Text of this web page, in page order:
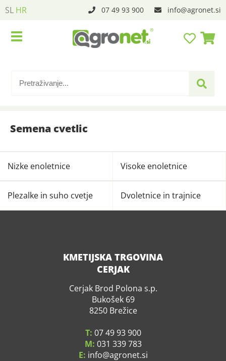
SL HR 07 49 93 900 info agronet.si
Semena cvetlic
Nizke enoletnice Visoke enoletnice
Plezalke in suho cvetje Dvoletnice in trajnice
KMETIJSKA TRGOVINA
CERJAK
Cerjak Brod Polona s.p.
Bukošek 69
8250 Brežice
T: 07 49 93 900
M: 031 339 783
E: info agronet.si